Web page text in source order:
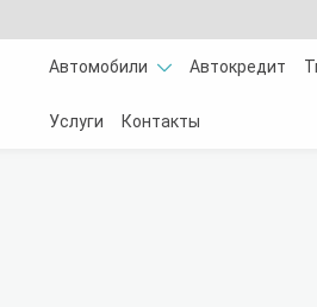
Автомобили Автокредит
Услуги Контакты